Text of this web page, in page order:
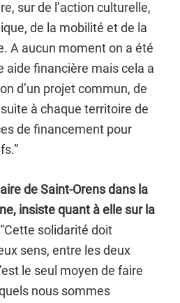
sur de l’action culturelle,
de la mobilité et de la
A aucun moment on a été
aide financière mais cela a
d’un projet commun, de
à chaque territoire de
de financement pour
de Saint-Orens dans la
insiste quant à elle sur la
“Cette solidarité doit
sens, entre les deux
le seul moyen de faire
nous sommes